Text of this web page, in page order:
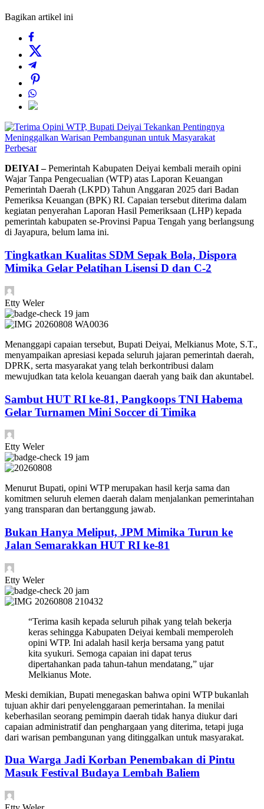
Bagikan artikel ini
Perbesar
DEIYAI –Pemerintah Kabupaten Deiyai kembali meraih opini
Wajar Tanpa Pengecualian (WTP) atas Laporan Keuangan
Pemerintah Daerah (LKPD) Tahun Anggaran 2025 dari Badan
Pemeriksa Keuangan (BPK) RI. Capaian tersebut diterima dalam
kegiatan penyerahan Laporan Hasil Pemeriksaan (LHP) kepada
pemerintah kabupaten se-Provinsi Papua Tengah yang berlangsung
di Jayapura, belum lama ini.
Tingkatkan Kualitas SDM Sepak Bola, Dispora
Mimika Gelar Pelatihan Lisensi D dan C-2
Etty Weler
19 jam
Menanggapi capaian tersebut, Bupati Deiyai, Melkianus Mote, S.T.,
menyampaikan apresiasi kepada seluruh jajaran pemerintah daerah,
DPRK, serta masyarakat yang telah berkontribusi dalam
mewujudkan tata kelola keuangan daerah yang baik dan akuntabel.
Sambut HUT RI ke-81, Pangkoops TNI Habema
Gelar Turnamen Mini Soccer di Timika
Etty Weler
19 jam
Menurut Bupati, opini WTP merupakan hasil kerja sama dan
komitmen seluruh elemen daerah dalam menjalankan pemerintahan
yang transparan dan bertanggung jawab.
Bukan Hanya Meliput, JPM Mimika Turun ke
Jalan Semarakkan HUT RI ke-81
Etty Weler
20 jam
“Terima kasih kepada seluruh pihak yang telah bekerja
keras sehingga Kabupaten Deiyai kembali memperoleh
opini WTP. Ini adalah hasil kerja bersama yang patut
kita syukuri. Semoga capaian ini dapat terus
dipertahankan pada tahun-tahun mendatang,” ujar
Melkianus Mote.
Meski demikian, Bupati menegaskan bahwa opini WTP bukanlah
tujuan akhir dari penyelenggaraan pemerintahan. Ia menilai
keberhasilan seorang pemimpin daerah tidak hanya diukur dari
capaian administratif dan penghargaan yang diterima, tetapi juga
dari warisan pembangunan yang ditinggalkan untuk masyarakat.
Dua Warga Jadi Korban Penembakan di Pintu
Masuk Festival Budaya Lembah Baliem